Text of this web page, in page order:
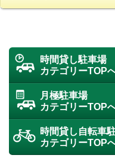
時間貸し駐車場
カテゴリーTOP
月極駐車場
カテゴリーTOP
時間貸し自転車
カテゴリーTOP